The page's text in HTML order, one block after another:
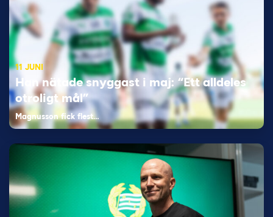
11 JUNI
Han nätade snyggast i maj: “Ett alldeles
otroligt mål”
Magnusson fick flest…